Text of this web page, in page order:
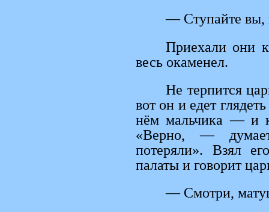
— Ступайте вы,
Приехали они
весь окаменел.
Не терпится
вот он и едет
нём мальчика — и
«Верно, —
потеряли». Взял
палаты и говорит
— Смотри,